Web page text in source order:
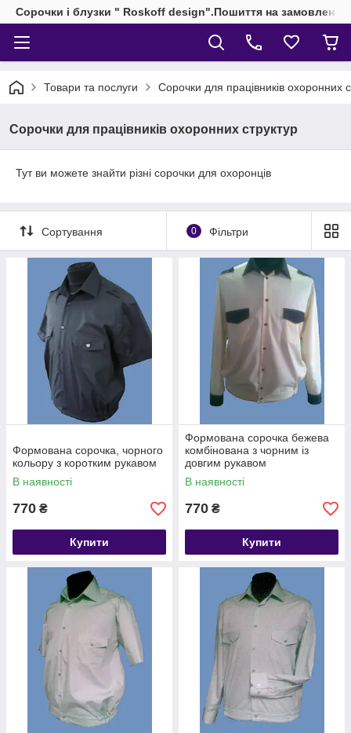
Сорочки і блузки " Roskoff design".Пошиття на замовлення
Товари та послуги Сорочки для працівників охоронних
Сорочки для працівників охоронних структур
Тут ви можете знайти різні сорочки для охоронців
Сортування 0 Фільтри
Формована сорочка, чорного
кольору з коротким рукавом
В наявності
770 ₴
Купити
Формована сорочка бежева
комбінована з чорним із
довгим рукавом
В наявності
770 ₴
Купити